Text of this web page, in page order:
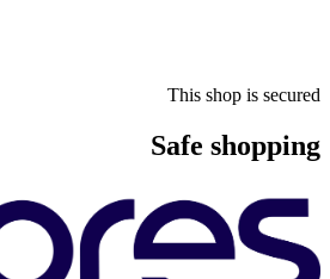
This shop is secured
Safe shopping